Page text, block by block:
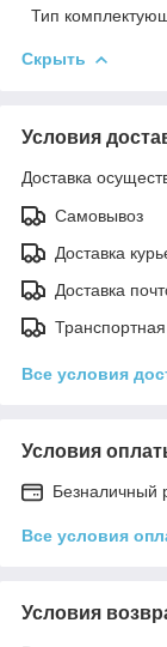
Тип
Скрыть
Условия
Доставка
Самовывоз
Доставка
Доставка
Все условия
Условия
Безналичный
Все условия
Условия